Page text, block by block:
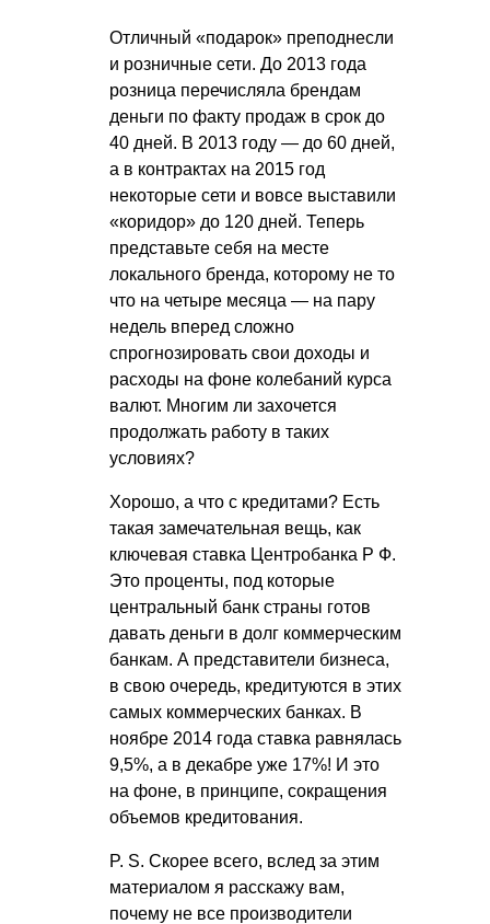
Отличный «подарок» преподнесли
и розничные сети. До 2013 года
розница перечисляла брендам
деньги по факту продаж в срок до
40 дней. В 2013 году — до 60 дней,
а в контрактах на 2015 год
некоторые сети и вовсе выставили
«коридор» до 120 дней. Теперь
представьте себя на месте
локального бренда, которому не то
что на четыре месяца — на пару
недель вперед сложно
спрогнозировать свои доходы и
расходы на фоне колебаний курса
валют. Многим ли захочется
продолжать работу в таких
условиях?
Хорошо, а что с кредитами? Есть
такая замечательная вещь, как
ключевая ставка Центробанка Р Ф.
Это проценты, под которые
центральный банк страны готов
давать деньги в долг коммерческим
банкам. А представители бизнеса,
в свою очередь, кредитуются в этих
самых коммерческих банках. В
ноябре 2014 года ставка равнялась
9,5%, а в декабре уже 17%! И это
на фоне, в принципе, сокращения
объемов кредитования.
P. S. Скорее всего, вслед за этим
материалом я расскажу вам,
почему не все производители